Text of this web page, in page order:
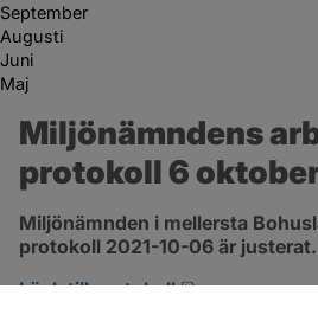
September
Augusti
Juni
Maj
Miljönämndens
protokoll 6
Miljönämnden i mellersta
protokoll 2021-10-06 är justerat.
Länk till protokoll
pdf, 1.3 MB,